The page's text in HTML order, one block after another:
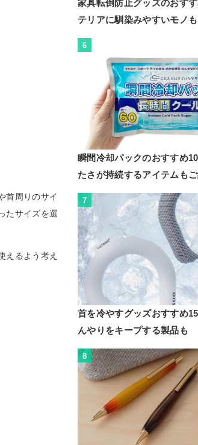
首周りのサイ
たサイズを選
えるよう考え
家具転倒防止グッズのおす
テリアに馴染みやすいモノ
6
瞬間冷却パックのおすすめ
たさが持続するアイテムも
7
首を冷やすグッズおすすめ
んやりをキープする製品も
8